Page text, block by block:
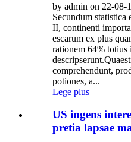
by admin on 22-08-
Secundum
II, continenti
escarum ex plus
rationem 64% totius
comprehendunt,
potiones, a...
Lege plus
US ingens
pretia lapsae